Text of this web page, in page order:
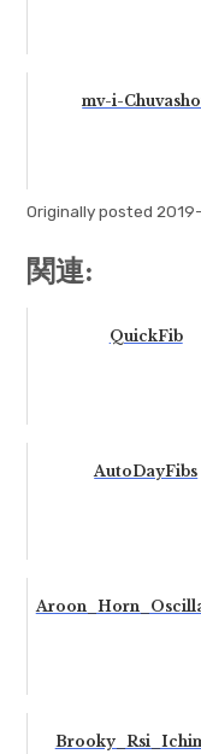
mv-i-
Originally posted
関連:
QuickFib
AutoDayFibs